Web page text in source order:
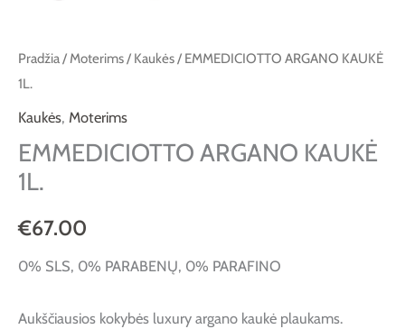
Pradžia/ Moterims/ Kaukės/ EMMEDICIOTTO ARGANO KAUKĖ
1L.
Kaukės, Moterims
EMMEDICIOTTO ARGANO KAUKĖ
1L.
€67.00
0% SLS, 0% PARABENŲ, 0% PARAFINO
Aukščiausios kokybės luxury argano kaukė plaukams.